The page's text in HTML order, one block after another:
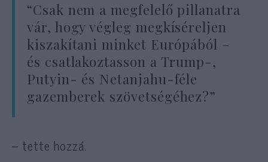
“Csak nem a megfelelő pillanatra
vár, hogy végleg megkíséreljen
kiszakítani minket Európából –
és csatlakoztasson a Trump-,
Putyin- és Netanjahu-féle
gazemberek szövetségéhez?”
– tette hozzá.